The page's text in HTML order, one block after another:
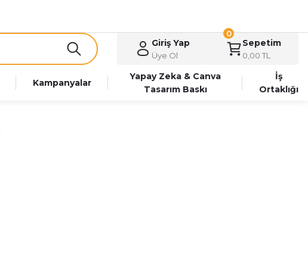
Giriş Yap
Üye Ol
Sepetim
0,00 TL
0
Kampanyalar
Yapay Zeka & Canva
Tasarım Baskı
İş
Ortaklığı